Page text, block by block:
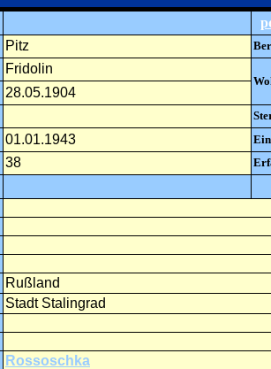
Pitz
Fridolin
28.05.1904
01.01.1943
38
Rußland
Stadt Stalingrad
Rossoschka